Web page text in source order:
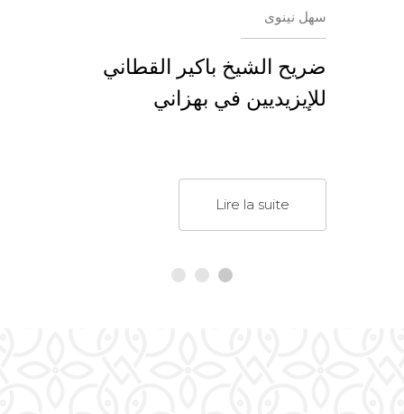
سهل نينوى
ضريح الشيخ باكير القطاني
للإيزيديين في بهزاني
Lire la suite